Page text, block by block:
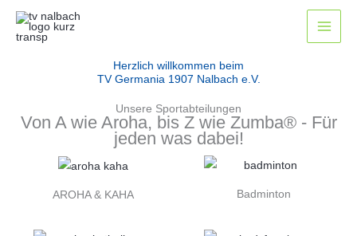
Zum
Herzlich willkommen beim
TV Germania 1907 Nalbach e.V.
Unsere Sportabteilungen
Von A wie Aroha, bis Z wie Zumba® - Für
jeden was dabei!
AROHA & KAHA Badminton